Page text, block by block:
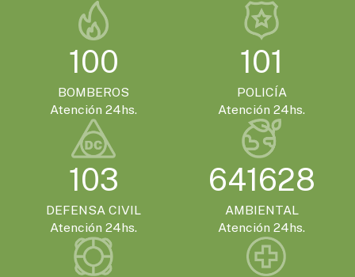
100
BOMBEROS
Atención 24hs.
101
POLICÍA
Atención 24hs.
103
DEFENSA CIVIL
Atención 24hs.
641628
AMBIENTAL
Atención 24hs.